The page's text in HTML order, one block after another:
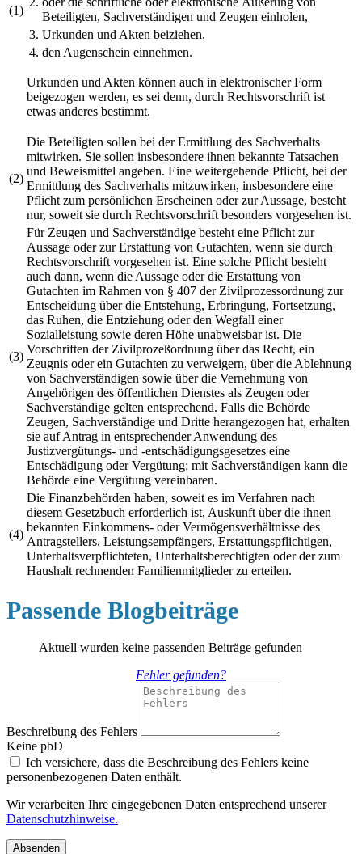
(1)
Beteiligten, Sachverständigen und Zeugen einholen,
3. Urkunden und Akten beiziehen,
4. den Augenschein einnehmen.
Urkunden und Akten können auch in elektronischer Form
beigezogen werden, es sei denn, durch Rechtsvorschrift ist
etwas anderes bestimmt.
(2)
Die Beteiligten sollen bei der Ermittlung des Sachverhalts
mitwirken. Sie sollen insbesondere ihnen bekannte Tatsachen
und Beweismittel angeben. Eine weitergehende Pflicht, bei der
Ermittlung des Sachverhalts mitzuwirken, insbesondere eine
Pflicht zum persönlichen Erscheinen oder zur Aussage, besteht
nur, soweit sie durch Rechtsvorschrift besonders vorgesehen ist.
(3)
Für Zeugen und Sachverständige besteht eine Pflicht zur
Aussage oder zur Erstattung von Gutachten, wenn sie durch
Rechtsvorschrift vorgesehen ist. Eine solche Pflicht besteht
auch dann, wenn die Aussage oder die Erstattung von
Gutachten im Rahmen von § 407 der Zivilprozessordnung zur
Entscheidung über die Entstehung, Erbringung, Fortsetzung,
das Ruhen, die Entziehung oder den Wegfall einer
Sozialleistung sowie deren Höhe unabweisbar ist. Die
Vorschriften der Zivilprozeßordnung über das Recht, ein
Zeugnis oder ein Gutachten zu verweigern, über die Ablehnung
von Sachverständigen sowie über die Vernehmung von
Angehörigen des öffentlichen Dienstes als Zeugen oder
Sachverständige gelten entsprechend. Falls die Behörde
Zeugen, Sachverständige und Dritte herangezogen hat, erhalten
sie auf Antrag in entsprechender Anwendung des
Justizvergütungs- und -entschädigungsgesetzes eine
Entschädigung oder Vergütung; mit Sachverständigen kann die
Behörde eine Vergütung vereinbaren.
(4)
Die Finanzbehörden haben, soweit es im Verfahren nach
diesem Gesetzbuch erforderlich ist, Auskunft über die ihnen
bekannten Einkommens- oder Vermögensverhältnisse des
Antragstellers, Leistungsempfängers, Erstattungspflichtigen,
Unterhaltsverpflichteten, Unterhaltsberechtigten oder der zum
Haushalt rechnenden Familienmitglieder zu erteilen.
Passende Blogbeiträge
Aktuell wurden keine passenden Beiträge gefunden
Fehler gefunden?
Beschreibung des Fehlers
Keine pbD
Ich versichere, dass die Beschreibung des Fehlers keine
personenbezogenen Daten enthält.
Wir verarbeiten Ihre eingegebenen Daten entsprechend unserer
Datenschutzhinweise.
Absenden